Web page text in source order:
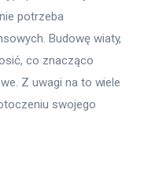
potrzeba
Budowę wiaty,
co znacząco
Z uwagi na to wiele
swojego